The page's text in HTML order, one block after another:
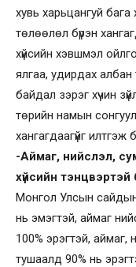
хувь харьцангуй
төлөөлөл бүрэн
хүйсийн хэвшмэл
ялгаа, удирдах
байдал зэрэг хүчин
төрийн намын
хангагдаагүйг
-Аймаг, нийслэл,
хүйсийн
Монгол Улсын
нь эмэгтэй, аймаг
100% эрэгтэй,
тушаалд 90% нь